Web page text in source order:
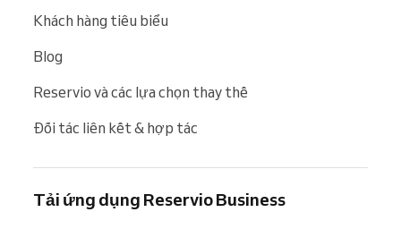
Khách hàng tiêu biểu
Blog
Reservio và các lựa chọn thay thế
Đối tác liên kết & hợp tác
Tải ứng dụng Reservio Business